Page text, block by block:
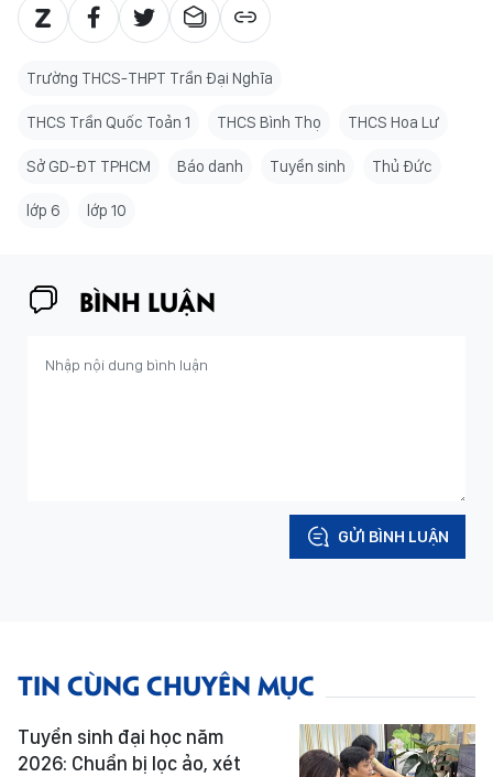
Trường THCS-THPT Trần Đại Nghĩa
THCS Trần Quốc Toản 1 THCS Bình Thọ THCS Hoa Lư
Sở GD-ĐT TPHCM Báo danh Tuyển sinh Thủ Đức
lớp 6 lớp 10
BÌNH LUẬN
GỬI BÌNH LUẬN
TIN CÙNG CHUYÊN MỤC
Tuyển sinh đại học năm
2026: Chuẩn bị lọc ảo, xét